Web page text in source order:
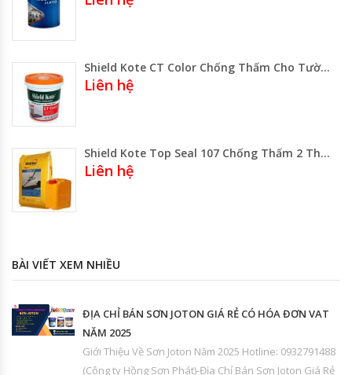
Shield Kote CT Color Chống Thấm Cho Tường Đứng Giá Rẻ
Liên hệ
Shield Kote Top Seal 107 Chống Thấm 2 Thành Phần
Liên hệ
BÀI VIẾT XEM NHIỀU
ĐỊA CHỈ BÁN SƠN JOTON GIÁ RẺ CÓ HÓA ĐƠN VAT
NĂM 2025
Giới Thiệu Về Sơn Joton Năm 2025 Hotline: 0932791488
(Công ty Hồng Sơn Phát)-Địa Chỉ Bán Sơn Joton Giá Rẻ